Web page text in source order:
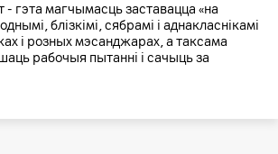
- гэта магчымасць заставацца «на
блізкімі, сябрамі і аднакласнікамі
і розных мэсанджарах, а таксама
рабочыя пытанні і сачыць за